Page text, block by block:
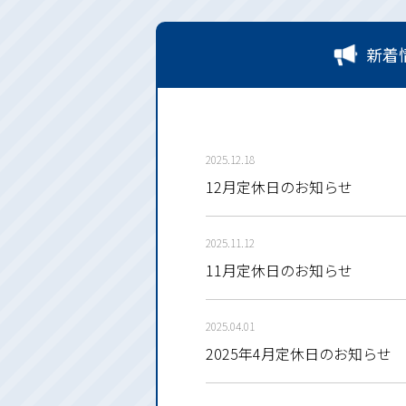
新着
2025.12.18
12月定休日のお知らせ
2025.11.12
11月定休日のお知らせ
2025.04.01
2025年4月定休日のお知らせ